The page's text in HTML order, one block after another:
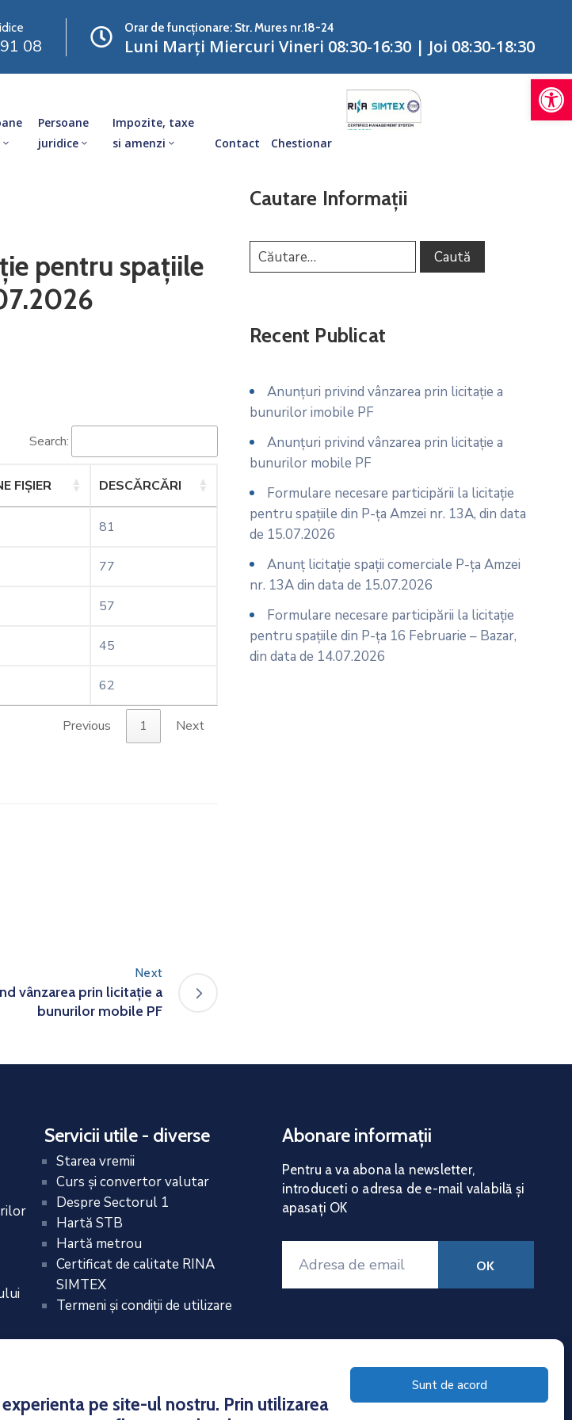
pe site-ul nostru. Prin utilizarea
Sunt de acord
08
Orar de funcționare: Str. Mures nr.18-24
Luni Marți Miercuri Vineri 08:30-16:30 | Joi 08:30-18:30
Persoane
juridice
Impozite, taxe
si amenzi
Contact Chestionar
pentru spațiile
Search:
FIȘIER DESCĂRCĂRI
81
77
57
45
62
Previous 1 Next
Next
vânzarea prin licitație a
bunurilor mobile PF
Cautare Informații
Recent Publicat
Anunțuri privind vânzarea prin licitație a
bunurilor imobile PF
Anunțuri privind vânzarea prin licitație a
bunurilor mobile PF
Formulare necesare participării la licitație
pentru spațiile din P-ța Amzei nr. 13A, din data
de 15.07.2026
Anunț licitație spații comerciale P-ța Amzei
nr. 13A din data de 15.07.2026
Formulare necesare participării la licitație
pentru spațiile din P-ța 16 Februarie – Bazar,
din data de 14.07.2026
Servicii utile - diverse
Starea vremii
Curs și convertor valutar
Despre Sectorul 1
Hartă STB
Hartă metrou
Certificat de calitate RINA
SIMTEX
Termeni și condiții de utilizare
Abonare informații
Pentru a va abona la newsletter,
introduceti o adresa de e-mail valabilă și
apasați OK